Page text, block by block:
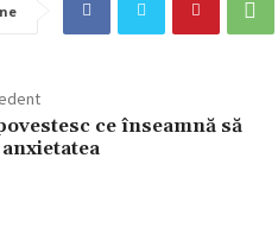
ce înseamnă să